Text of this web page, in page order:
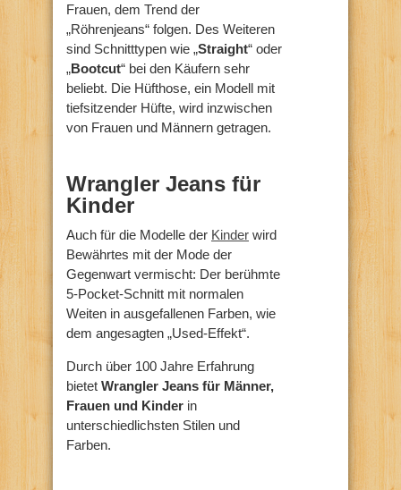
Frauen, dem Trend der
„Röhrenjeans“ folgen. Des Weiteren
sind Schnitttypen wie „Straight“ oder
„Bootcut“ bei den Käufern sehr
beliebt. Die Hüfthose, ein Modell mit
tiefsitzender Hüfte, wird inzwischen
von Frauen und Männern getragen.
Wrangler Jeans für
Kinder
Auch für die Modelle der Kinder wird
Bewährtes mit der Mode der
Gegenwart vermischt: Der berühmte
5-Pocket-Schnitt mit normalen
Weiten in ausgefallenen Farben, wie
dem angesagten „Used-Effekt“.
Durch über 100 Jahre Erfahrung
bietet Wrangler Jeans für Männer,
Frauen und Kinder in
unterschiedlichsten Stilen und
Farben.